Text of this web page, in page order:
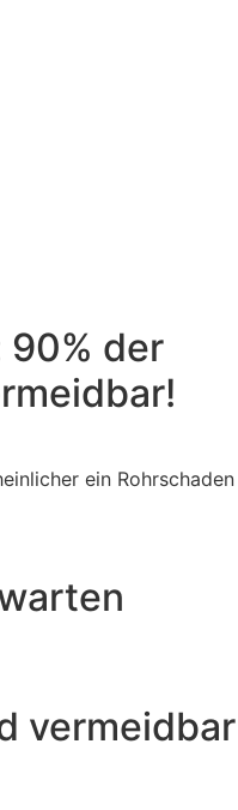
90% der
ein Rohrschaden
vermeidbar